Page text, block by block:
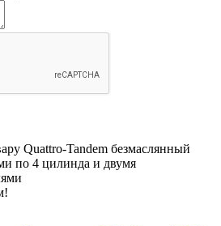
Quattro-Tandem безмаслянный
по 4 цилинда и двумя